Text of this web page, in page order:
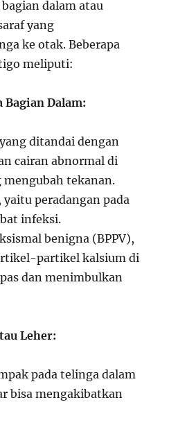
dalam atau
yang
ke otak. Beberapa
meliputi:
Bagian Dalam:
ditandai dengan
cairan abnormal di
tekanan.
peradangan pada
infeksi.
benigna (BPPV),
partikel kalsium di
dan menimbulkan
Leher:
pada telinga dalam
bisa mengakibatkan